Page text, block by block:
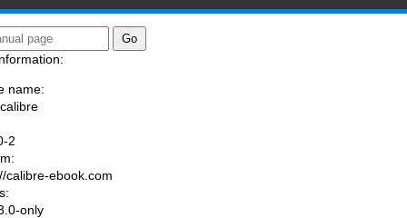
name:
2
calibre-ebook.com
only